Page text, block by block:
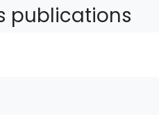
publications